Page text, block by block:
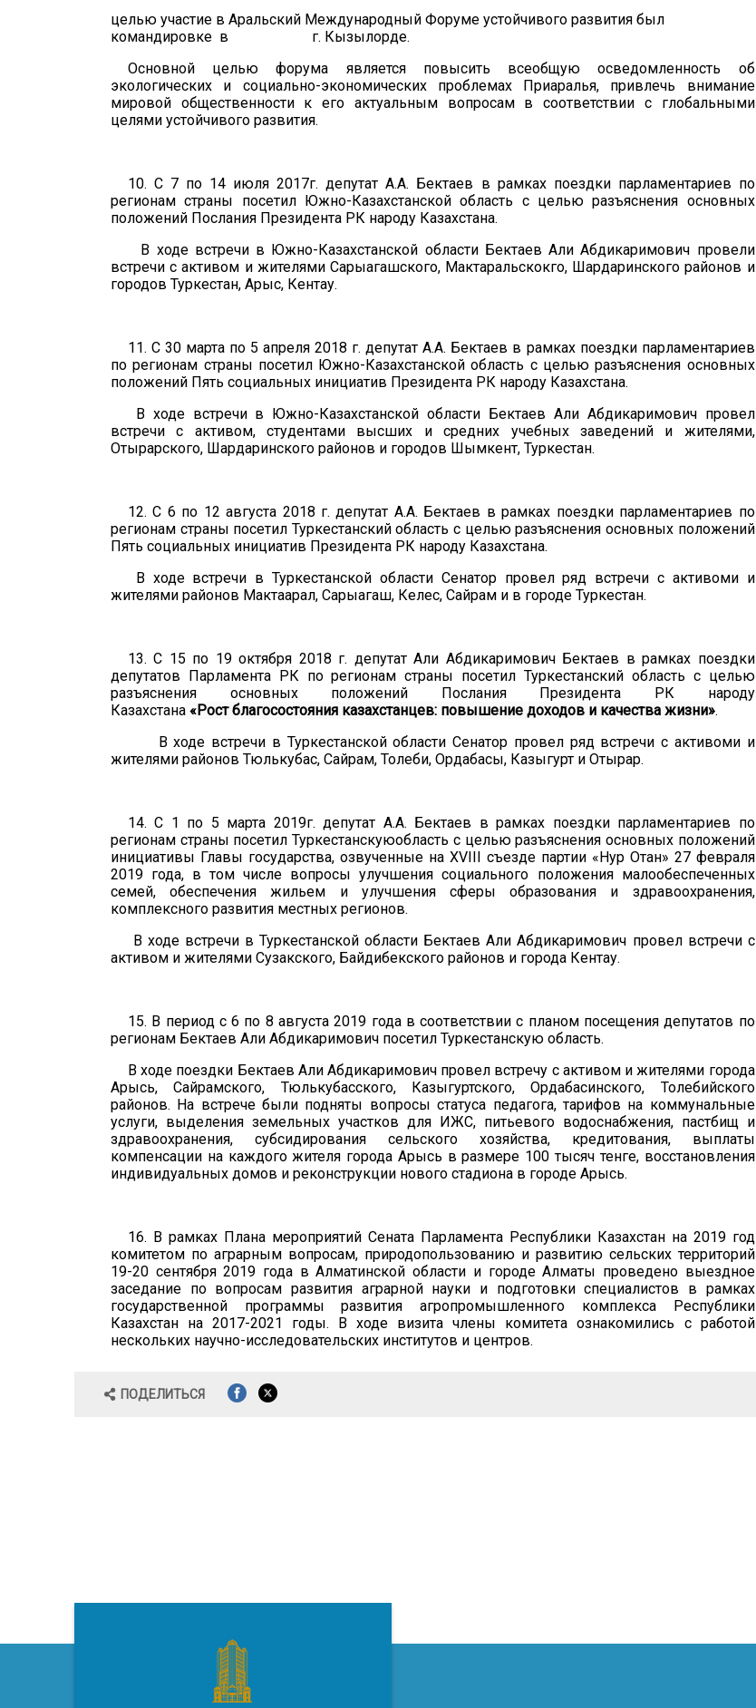
целью участие в Аральский Международный Форуме устойчивого развития был
командировке в
г. Кызылорде.
Основной целью форума является повысить всеобщую осведомленность об
экологических и социально-экономических проблемах Приаралья, привлечь внимание
мировой общественности к его актуальным вопросам в соответствии с глобальными
целями устойчивого развития.
10. С 7 по 14 июля 201 7г. депутатА.А. Бектаев в рамках поездки парламентариев по
регионам страны посетил
Южно-Казахстанской область с целью разъяснения основных
положений Послания Президента РК народу Казахстана.
В ходе встречи в Южно-Казахстанской области Бектаев Али Абдикаримович провели
встречи с активом и жителями Сарыагашского, Мактаральскокго, Шардаринского районов и
городов Туркестан, Арыс, Кентау.
11. С 30 марта по 5 апреля 2018 г. депутат А.А. Бектаев в рамках поездки парламентариев
по регионам страны посетил Южно-Казахстанской область с целью разъяснения основных
положений Пять социальных инициатив Президента РК народу Казахстана.
В ходе встречи в Южно-Казахстанской области Бектаев Али Абдикаримович провел
встречи с активом, студентами высших и средних учебных заведений и жителями,
Отырарского, Шардаринского районов и городов Шымкент, Туркестан.
12.С 6 по 12 августа 2018 г. депутат А.А. Бектаев в рамках поездки парламентариев по
регионам страны посетил Туркестанскийобласть с целью разъяснения основных положений
Пять социальных инициатив Президента РК народу Казахстана.
В ходе встречи вТуркестанской области Сенаторпровелряд встречи с активоми и
жителями районов Мактаарал, Сарыагаш, Келес, Сайрам и в городе Туркестан.
13. С 15 по 19 октября 2018 г. депутат Али Абдикаримович Бектаев в рамках поездки
депутатов Парламента РК по регионам страны посетилТуркестанский область с целью
разъяснения основных положений Послания Президента РК народу
Казахстана «Рост благосостояния казахстанцев: повышение доходов и качества жизни».
В ходе встречи в ТуркестанскойобластиСенатор провелрядвстречи с активоми и
жителями районов Тюлькубас, Сайрам, Толеби, Ордабасы, Казыгурт и Отырар.
14.С 1 по 5 марта 2019г. депутат А.А. Бектаев в рамках поездки парламентариев по
регионам страны посетилТуркестанскуюобласть с целью разъяснения основных положений
инициативы Главы государства, озвученные на XVIII съезде партии «Нур Отан» 27 февраля
2019 года, в том числе вопросы улучшения социального положения малообеспеченных
семей, обеспечения жильем иулучшения сферы образования и здравоохранения,
комплексного развития местных регионов.
В ходе встречи вТуркестанской области Бектаев Али Абдикаримович провел встречи с
активом и жителями Сузакского, Байдибекского районов и города Кентау.
15. В период с 6 по 8 августа 2019 года в соответствии с планом посещения депутатов по
регионам Бектаев Али Абдикаримович посетил Туркестанскую область.
В ходе поездки Бектаев Али Абдикаримович провел встречу с активом и жителями города
Арысь, Сайрамского, Тюлькубасского, Казыгуртского, Ордабасинского, Толебийского
районов. На встрече были подняты вопросы статуса педагога, тарифов на коммунальные
услуги, выделения земельных участков для ИЖС, питьевого водоснабжения, пастбищ и
здравоохранения, субсидирования сельского хозяйства, кредитования, выплаты
компенсации на каждого жителя города Арысь в размере 100 тысяч тенге, восстановления
индивидуальных домов и реконструкции нового стадиона в городе Арысь.
16. Врамках Плана мероприятий Сената Парламента Республики Казахстан на 2019 год
комитетом по аграрным вопросам, природопользованию и развитию сельских территорий
19-20 сентября2019 года в Алматинской области и городе Алматы проведено выездное
заседание по вопросам развития аграрной науки и подготовки специалистов в рамках
государственной программы развития агропромышленного комплекса Республики
Казахстан на 2017-2021 годы. В ходе визита члены комитета ознакомились с работой
нескольких научно-исследовательских институтов и центров.
ПОДЕЛИТЬСЯ